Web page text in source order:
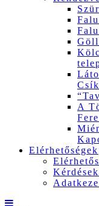
A
Elérhetőségek